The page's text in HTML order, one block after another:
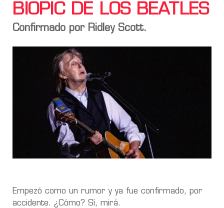
BIOPIC DE LOS BEATLES
Confirmado por Ridley Scott.
Empezó como un rumor y ya fue confirmado, por
accidente. ¿Cómo? Sí, mirá.